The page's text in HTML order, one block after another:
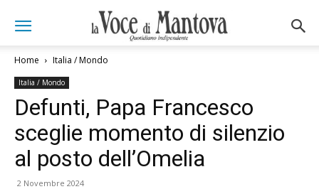
Home Italia / Mondo
Italia / Mondo
Defunti, Papa Francesco
sceglie momento di silenzio
al posto dell’Omelia
2 Novembre 2024